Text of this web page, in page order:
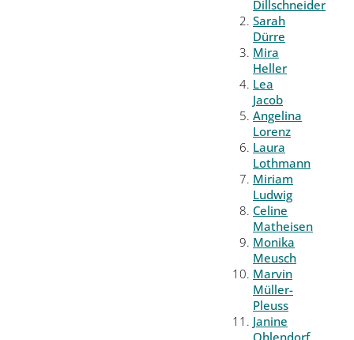
Dillschneider
Sarah
Dürre
Mira
Heller
Lea
Jacob
Angelina
Lorenz
Laura
Lothmann
Miriam
Ludwig
Celine
Matheisen
Monika
Meusch
Marvin
Müller-
Pleuss
Janine
Ohlendorf